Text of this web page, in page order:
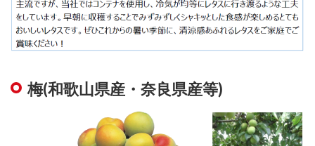
梅(和歌山県産・奈良県産等)